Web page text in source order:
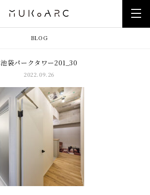
BLOG
池袋パークタワー201_30
2022.09.26